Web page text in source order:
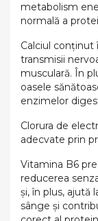
metabolism
normală a
Calciul conținut
transmisii
musculară. În
oasele
enzimelor
Clorura de
adecvate prin
Vitamina B6
reducerea
și, în plus, ajută
sânge și